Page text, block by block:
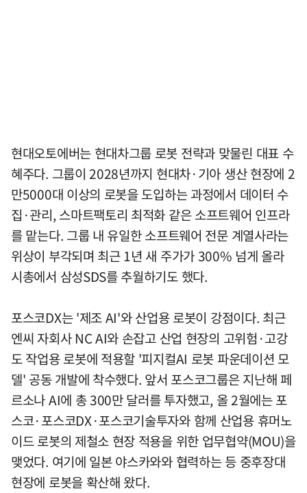
현대오토에버는 현대차그룹 로봇 전략과 맞물린 대표 수
혜주다. 그룹이 2028년까지 현대차·기아 생산 현장에 2
만5000대 이상의 로봇을 도입하는 과정에서 데이터 수
집·관리, 스마트팩토리 최적화 같은 소프트웨어 인프라
를 맡는다. 그룹 내 유일한 소프트웨어 전문 계열사라는
위상이 부각되며 최근 1년 새 주가가 300% 넘게 올라
시총에서 삼성SDS를 추월하기도 했다.
포스코DX는 '제조 AI'와 산업용 로봇이 강점이다. 최근
엔씨 자회사 NC AI와 손잡고 산업 현장의 고위험·고강
도 작업용 로봇에 적용할 '피지컬AI 로봇 파운데이션 모
델' 공동 개발에 착수했다. 앞서 포스코그룹은 지난해 페
르소나 AI에 총 300만 달러를 투자했고, 올 2월에는 포
스코·포스코DX·포스코기술투자와 함께 산업용 휴머노
이드 로봇의 제철소 현장 적용을 위한 업무협약(MOU)을
맺었다. 여기에 일본 야스카와와 협력하는 등 중후장대
현장에 로봇을 확산해 왔다.